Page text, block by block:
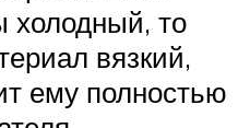
то
вязкий,
ему полностью